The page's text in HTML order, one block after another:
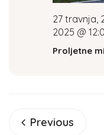
27 travnja,
2025 @
Proljetne
Previous
Events